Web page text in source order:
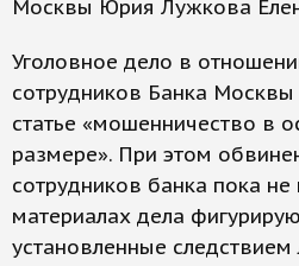
Москвы Юрия Лужкова
Уголовное дело в
сотрудников Банка
статье «мошенничество в
размере». При этом
сотрудников банка пока
материалах дела
установленные следствием